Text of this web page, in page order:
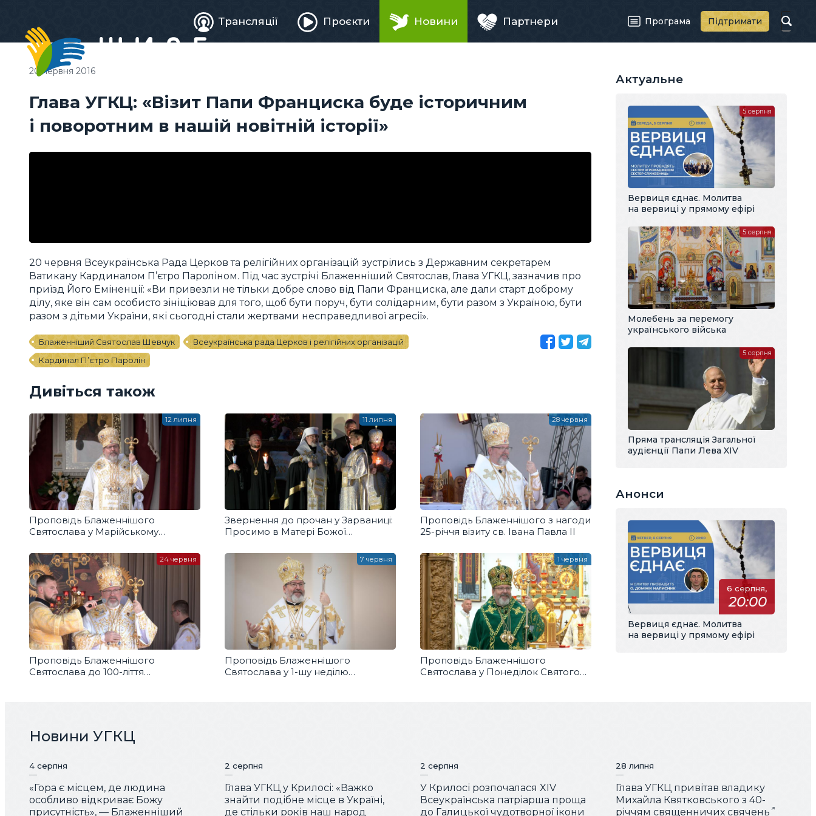
Живе
телебачення
Трансляції Проєкти Новини Партнери Програма Підтримати
Глава УГКЦ: «Візит Папи Франциска буде історичним
і поворотним в нашій новітній історії»
20 червня 2016
20 червня Всеукраїнська Рада Церков та релігійних організацій зустрілись з Державним секретарем
Ватикану Кардиналом П’єтро Пароліном. Під час зустрічі Блаженніший Святослав, Глава УГКЦ, зазначив про
приїзд Його Еміненції: «Ви привезли не тільки добре слово від Папи Франциска, але дали старт доброму
ділу, яке він сам особисто зініціював для того, щоб бути поруч, бути солідарним, бути разом з Україною, бути
разом з дітьми України, які сьогодні стали жертвами несправедливої агресії».
Блаженніший Святослав Шевчук
Всеукраїнська рада Церков і релігійних організацій
Кардинал П’єтро Паролін
Дивіться також
Проповідь Блаженнішого
Святослава у Марійському
12 липня
Звернення до прочан у Зарваниці:
Просимо в Матері Божої
для воїнів
11 липня
Проповідь Блаженнішого з нагоди
25-річчя візиту св. Івана Павла ІІ
28 червня
Проповідь Блаженнішого
Святослава до 100-ліття
24 червня
Проповідь Блаженнішого
Святослава у 1-шу неділю
7 червня
Проповідь Блаженнішого
Святослава у Понеділок Святого
1 червня
Актуальне
Вервиця єднає. Молитва
на вервиці у прямому ефірі
5 серпня
Молебень за перемогу
українського війська
5 серпня
Пряма трансляція Загальної
аудієнції Папи Лева XIV
5 серпня
Анонси
6 серпня,
20:00
\
Вервиця єднає. Молитва
на вервиці у прямому ефірі
Новини УГКЦ
4 серпня
«Гора є місцем, де людина
особливо відкриває Божу
присутність», — Блаженніший
2 серпня
Глава УГКЦ у Крилосі: «Важко
знайти подібне місце в Україні,
де стільки років наш народ
2 серпня
У Крилосі розпочалася XIV
Всеукраїнська патріарша проща
до Галицької чудотворної ікони
28 липня
Глава УГКЦ привітав владику
Михайла Квятковського з 40-
річчям священничих свячень